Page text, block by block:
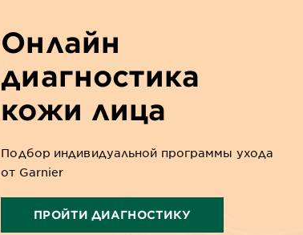
Онлайн
диагностика
кожи лица
Подбор индивидуальной программы ухода
от Garnier
ПРОЙТИ ДИАГНОСТИКУ